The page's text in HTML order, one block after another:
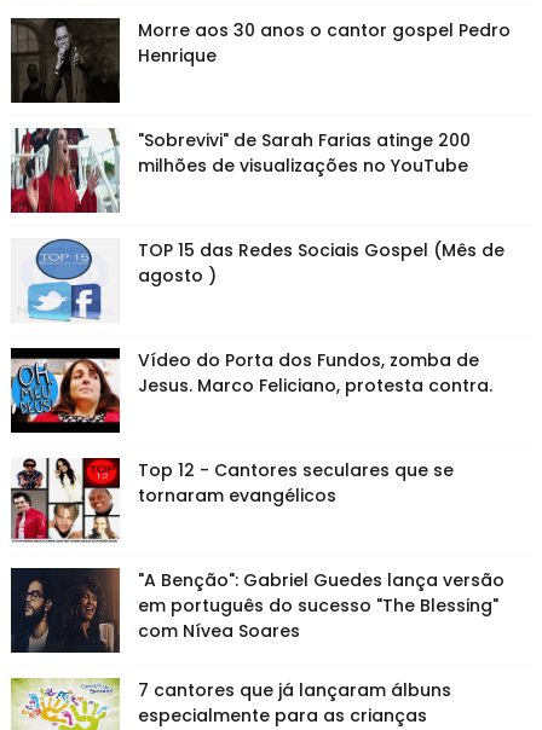
Morre aos 30 anos o cantor gospel Pedro
Henrique
"Sobrevivi" de Sarah Farias atinge 200
milhões de visualizações no YouTube
TOP 15 das Redes Sociais Gospel (Mês de
agosto )
Vídeo do Porta dos Fundos, zomba de
Jesus. Marco Feliciano, protesta contra.
Top 12 - Cantores seculares que se
tornaram evangélicos
"A Benção": Gabriel Guedes lança versão
em português do sucesso "The Blessing"
com Nívea Soares
7 cantores que já lançaram álbuns
especialmente para as crianças